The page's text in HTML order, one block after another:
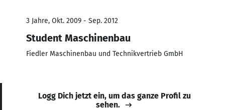
3 Jahre, Okt. 2009 - Sep. 2012
Student Maschinenbau
Fiedler Maschinenbau und Technikvertrieb GmbH
Logg Dich jetzt ein, um das ganze Profil zu
sehen.